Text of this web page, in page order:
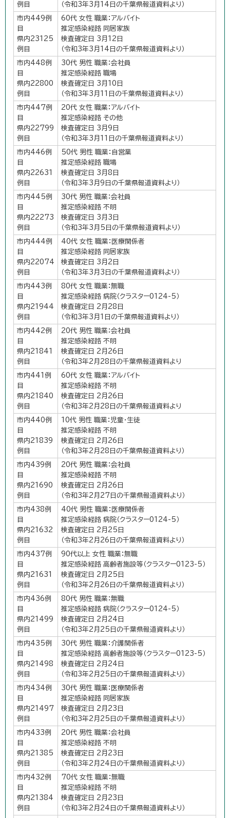
例目
（令和3年3月14日の千葉県報道資料より）
市内449例
目
県内23125
例目
60代 女性 職業：アルバイト
推定感染経路 同居家族
検査確定日 3月12日
（令和3年3月14日の千葉県報道資料より）
市内448例
目
県内22800
例目
30代 男性 職業：会社員
推定感染経路 職場
検査確定日 3月10日
（令和3年3月11日の千葉県報道資料より）
市内447例
目
県内22799
例目
20代 女性 職業：アルバイト
推定感染経路 その他
検査確定日 3月9日
（令和3年3月11日の千葉県報道資料より）
市内446例
目
県内22631
例目
50代 男性 職業：自営業
推定感染経路 職場
検査確定日 3月8日
（令和3年3月9日の千葉県報道資料より）
市内445例
目
県内22273
例目
30代 男性 職業：会社員
推定感染経路 不明
検査確定日 3月3日
（令和3年3月5日の千葉県報道資料より）
市内444例
目
県内22074
例目
40代 女性 職業：医療関係者
推定感染経路 同居家族
検査確定日 3月2日
（令和3年3月3日の千葉県報道資料より）
市内443例
目
県内21944
例目
80代 女性 職業：無職
推定感染経路 病院（クラスター0124-5）
検査確定日 2月28日
（令和3年3月1日の千葉県報道資料より）
市内442例
目
県内21841
例目
20代 男性 職業：会社員
推定感染経路 不明
検査確定日 2月26日
（令和3年2月28日の千葉県報道資料より
市内441例
目
県内21840
例目
60代 女性 職業：アルバイト
推定感染経路 不明
検査確定日 2月26日
（令和3年2月28日の千葉県報道資料より
市内440例
目
県内21839
例目
10代 男性 職業：児童・生徒
推定感染経路 不明
検査確定日 2月26日
（令和3年2月28日の千葉県報道資料より）
市内439例
目
県内21690
例目
20代 男性 職業：会社員
推定感染経路 不明
検査確定日 2月26日
（令和3年2月27日の千葉県報道資料より）
市内438例
目
県内21632
例目
40代 男性 職業：医療関係者
推定感染経路 病院（クラスター0124-5）
検査確定日 2月25日
（令和3年2月26日の千葉県報道資料より）
市内437例
目
県内21631
例目
90代以上 女性 職業：無職
推定感染経路 高齢者施設等（クラスター0123-5）
検査確定日 2月25日
（令和3年2月26日の千葉県報道資料より）
市内436例
目
県内21499
例目
80代 男性 職業：無職
推定感染経路 病院（クラスター0124-5）
検査確定日 2月24日
（令和3年2月25日の千葉県報道資料より）
市内435例
目
県内21498
例目
30代 男性 職業：介護関係者
推定感染経路 高齢者施設等（クラスター0123-5）
検査確定日 2月24日
（令和3年2月25日の千葉県報道資料より）
市内434例
目
県内21497
例目
30代 男性 職業：医療関係者
推定感染経路 同居家族
検査確定日 2月23日
（令和3年2月25日の千葉県報道資料より）
市内433例
目
県内21385
例目
20代 男性 職業：会社員
推定感染経路 不明
検査確定日 2月23日
（令和3年2月24日の千葉県報道資料より）
市内432例
目
県内21384
例目
70代 女性 職業：無職
推定感染経路 不明
検査確定日 2月23日
（令和3年2月24日の千葉県報道資料より）